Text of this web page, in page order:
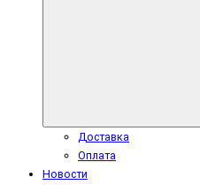
Доставка
Оплата
Новости